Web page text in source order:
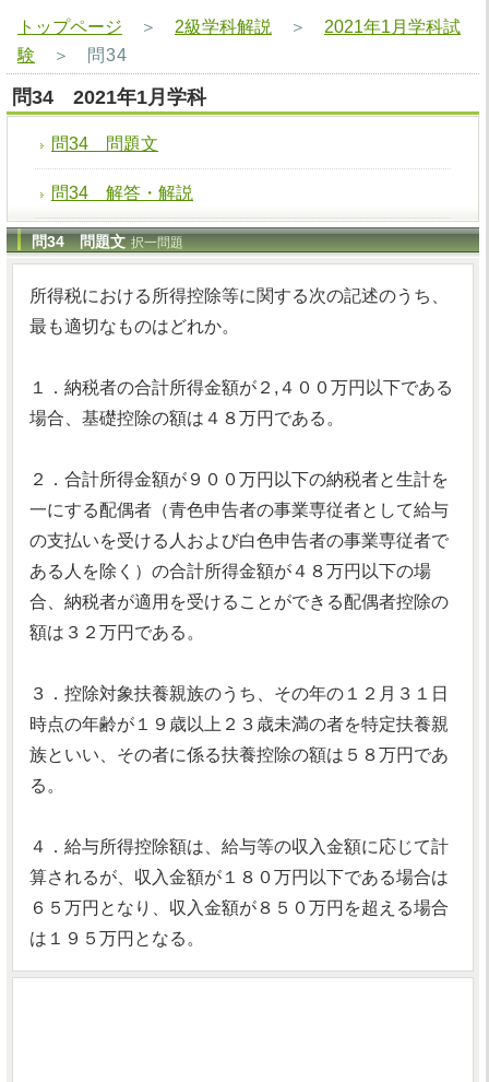
トップページ ＞ 2級学科解説 ＞ 2021年1月学科試
験 ＞ 問34
問34 2021年1月学科
問34 問題文
問34 解答・解説
問34 問題文 択一問題
所得税における所得控除等に関する次の記述のうち、
最も適切なものはどれか。
１．納税者の合計所得金額が２,４００万円以下である
場合、基礎控除の額は４８万円である。
２．合計所得金額が９００万円以下の納税者と生計を
一にする配偶者（青色申告者の事業専従者として給与
の支払いを受ける人および白色申告者の事業専従者で
ある人を除く）の合計所得金額が４８万円以下の場
合、納税者が適用を受けることができる配偶者控除の
額は３２万円である。
３．控除対象扶養親族のうち、その年の１２月３１日
時点の年齢が１９歳以上２３歳未満の者を特定扶養親
族といい、その者に係る扶養控除の額は５８万円であ
る。
４．給与所得控除額は、給与等の収入金額に応じて計
算されるが、収入金額が１８０万円以下である場合は
６５万円となり、収入金額が８５０万円を超える場合
は１９５万円となる。